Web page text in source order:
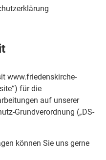
www.friedenskirche-
für die
auf unserer
Grundverordnung („DS-
können Sie uns gerne